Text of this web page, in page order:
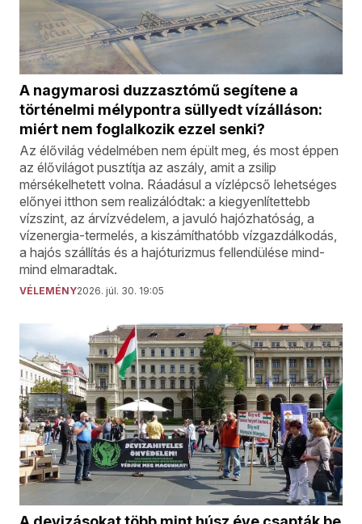
A nagymarosi duzzasztómű segítene a
történelmi mélypontra süllyedt vízálláson:
miért nem foglalkozik ezzel senki?
Az élővilág védelmében nem épült meg, és most éppen
az élővilágot pusztítja az aszály, amit a zsilip
mérsékelhetett volna. Ráadásul a vízlépcső lehetséges
előnyei itthon sem realizálódtak: a kiegyenlítettebb
vízszint, az árvízvédelem, a javuló hajózhatóság, a
vízenergia-termelés, a kiszámíthatóbb vízgazdálkodás,
a hajós szállítás és a hajóturizmus fellendülése mind-
mind elmaradtak.
VÉLEMÉNY2026. júl. 30. 19:05